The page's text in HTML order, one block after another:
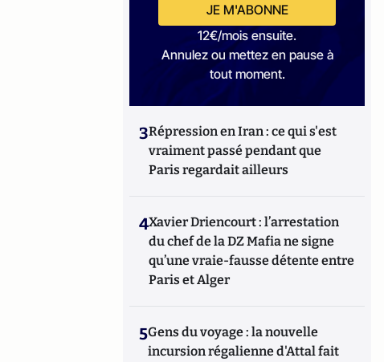
JE M'ABONNE
12€/mois ensuite.
Annulez ou mettez en pause à
tout moment.
3Répression en Iran : ce qui s'est
vraiment passé pendant que
Paris regardait ailleurs
4Xavier Driencourt : l’arrestation
du chef de la DZ Mafia ne signe
qu’une vraie-fausse détente entre
Paris et Alger
5Gens du voyage : la nouvelle
incursion régalienne d'Attal fait